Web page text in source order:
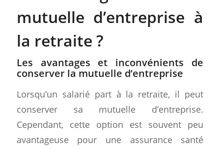
mutuelle d’entreprise à
la retraite ?
Les avantages et inconvénients de
conserver la mutuelle d’entreprise
Lorsqu’un salarié part à la retraite, il peut
conserver sa mutuelle d’entreprise.
Cependant, cette option est souvent peu
avantageuse pour une assurance santé